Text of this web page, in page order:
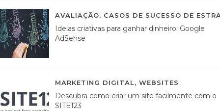
AVALIAÇÃO, CASOS DE SUCESSO DE
Ideias criativas para ganhar dinheiro: Google
AdSense
MARKETING DIGITAL, WEBSITES
Descubra como criar um site facilmente com o
SITE123